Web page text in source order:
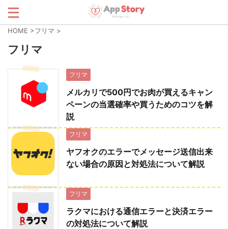
HOME >フリマ >
フリマ
フリマ
メルカリで500円でお肉が買えるキャン
ペーンの当選確率や買うためのコツを解
説
フリマ
ヤフオクのエラーでメッセージ送信出来
ない場合の原因と対処法について解説
フリマ
ラクマにおける通信エラーと決済エラー
の対処法について解説